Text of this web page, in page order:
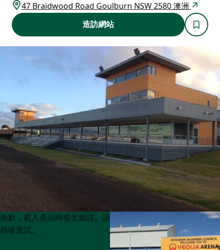
47 Braidwood Road Goulburn NSW 2580 澳洲
造訪網站
Product
List
Product
List
抱歉，載入產品時發生錯誤。請
稍後重試。